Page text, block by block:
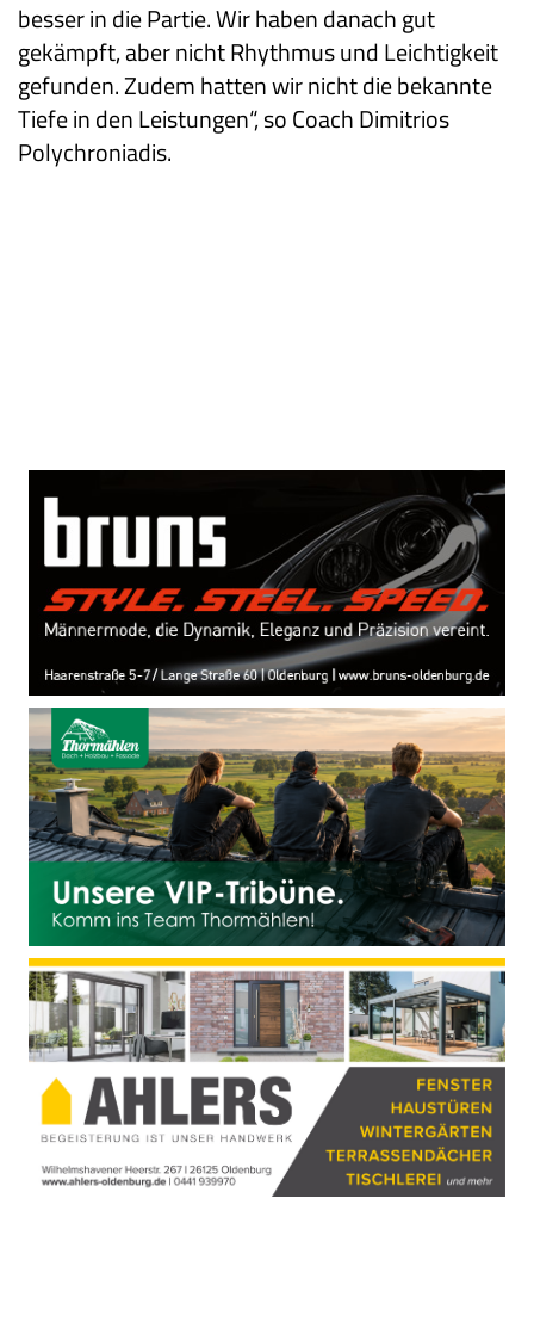
besser in die Partie. Wir haben danach gut
gekämpft, aber nicht Rhythmus und Leichtigkeit
gefunden. Zudem hatten wir nicht die bekannte
Tiefe in den Leistungen“, so Coach Dimitrios
Polychroniadis.